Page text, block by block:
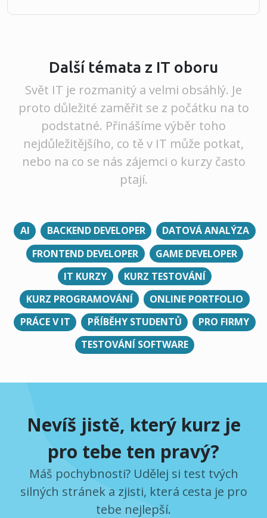
Další témata z IT oboru
Svět IT je rozmanitý a velmi obsáhlý. Je
proto důležité zaměřit se z počátku na to
podstatné. Přinášíme výběr toho
nejdůležitějšího, co tě v IT může potkat,
nebo na co se nás zájemci o kurzy často
ptají.
AI BACKEND DEVELOPER
DATOVÁ ANALÝZA
FRONTEND DEVELOPER
GAME DEVELOPER
IT KURZY
KURZ TESTOVÁNÍ
KURZ PROGRAMOVÁNÍ
ONLINE PORTFOLIO
PRÁCE V IT
PŘÍBĚHY STUDENTŮ
PRO FIRMY
TESTOVÁNÍ SOFTWARE
Nevíš jistě, který kurz je
pro tebe ten pravý?
Máš pochybnosti? Udělej si test tvých
silných stránek a zjisti, která cesta je pro
tebe nejlepší.